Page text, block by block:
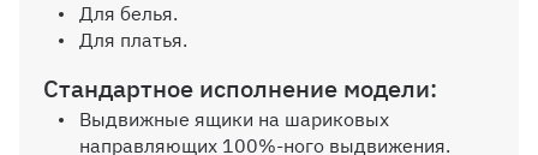
Для белья.
Для платья.
Стандартное исполнение модели:
Выдвижные ящики на шариковых
направляющих 100%-ного выдвижения.